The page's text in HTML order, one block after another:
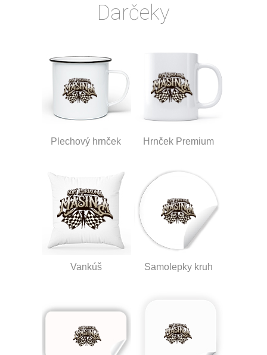
Darčeky
Plechový hrnček Hrnček Premium
Vankúš Samolepky kruh